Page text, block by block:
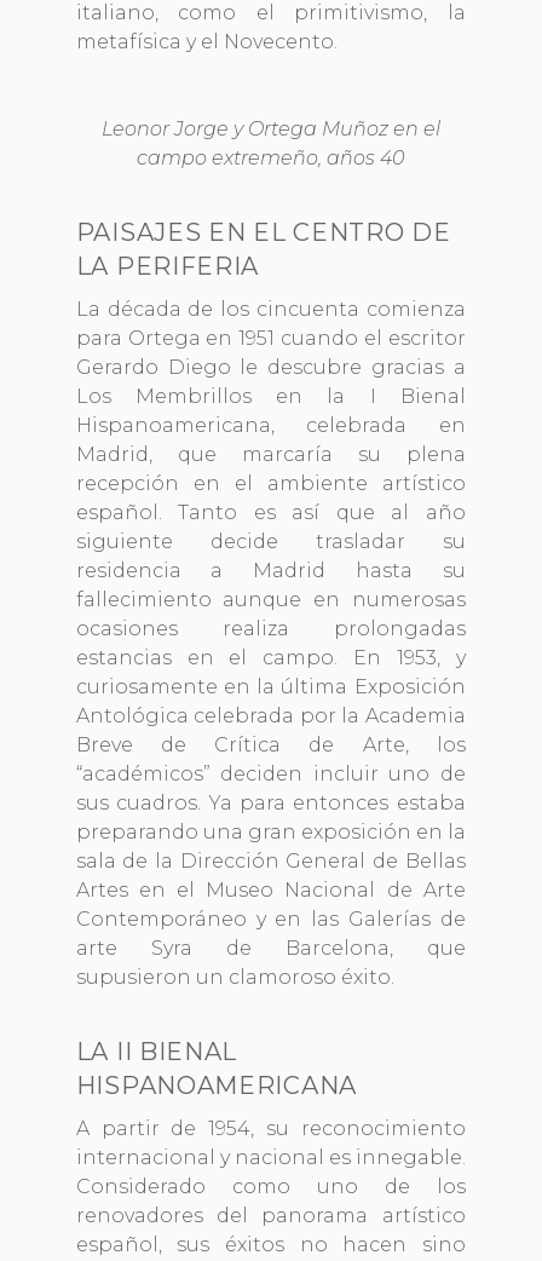
italiano, como el primitivismo, la
metafísica y el Novecento.
Leonor Jorge y Ortega Muñoz en el
campo extremeño, años 40
PAISAJES EN EL CENTRO DE
LA PERIFERIA
La década de los cincuenta comienza
para Ortega en 1951 cuando el escritor
Gerardo Diego le descubre gracias a
Los Membrillos en la I Bienal
Hispanoamericana, celebrada en
Madrid, que marcaría su plena
recepción en el ambiente artístico
español. Tanto es así que al año
siguiente decide trasladar su
residencia a Madrid hasta su
fallecimiento aunque en numerosas
ocasiones realiza prolongadas
estancias en el campo. En 1953, y
curiosamente en la última Exposición
Antológica celebrada por la Academia
Breve de Crítica de Arte, los
“académicos” deciden incluir uno de
sus cuadros. Ya para entonces estaba
preparando una gran exposición en la
sala de la Dirección General de Bellas
Artes en el Museo Nacional de Arte
Contemporáneo y en las Galerías de
arte Syra de Barcelona, que
supusieron un clamoroso éxito.
LA II BIENAL
HISPANOAMERICANA
A partir de 1954, su reconocimiento
internacional y nacional es innegable.
Considerado como uno de los
renovadores del panorama artístico
español, sus éxitos no hacen sino